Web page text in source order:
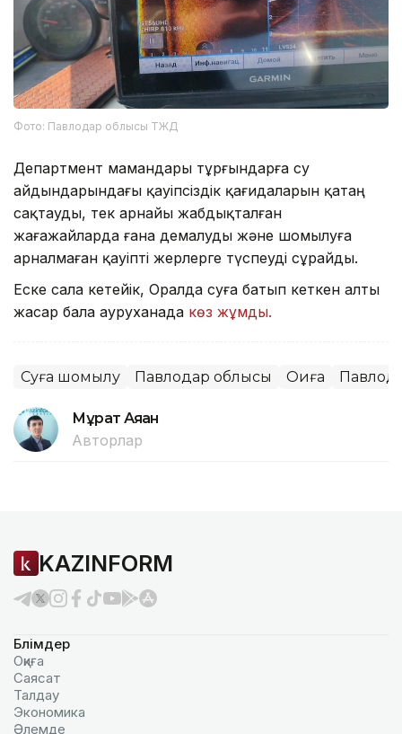
Фото: Павлодар облысы ТЖД
Департмент мамандары тұрғындарға су
айдындарындағы қауіпсіздік қағидаларын қатаң
сақтауды, тек арнайы жабдықталған
жағажайларда ғана демалуды және шомылуға
арналмаған қауіпті жерлерге түспеуді сұрайды.
Еске сала кетейік, Оралда суға батып кеткен алты
жасар бала ауруханада көз жұмды.
Суға шомылу Павлодар облысы Оқиға
Мұрат Аяған
Авторлар
KAZINFORM
Бөлімдер
Оқиға
Саясат
Талдау
Экономика
Әлемде